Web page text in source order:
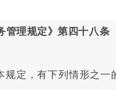
管理规定》第四十八条
规定，有下列情形之